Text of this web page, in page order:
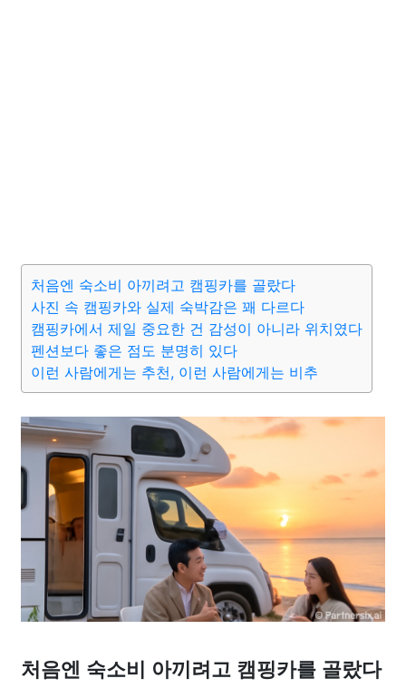
처음엔 숙소비 아끼려고 캠핑카를 골랐다
사진 속 캠핑카와 실제 숙박감은 꽤 다르다
캠핑카에서 제일 중요한 건 감성이 아니라 위치였다
펜션보다 좋은 점도 분명히 있다
이런 사람에게는 추천, 이런 사람에게는 비추
처음엔 숙소비 아끼려고 캠핑카를 골랐다